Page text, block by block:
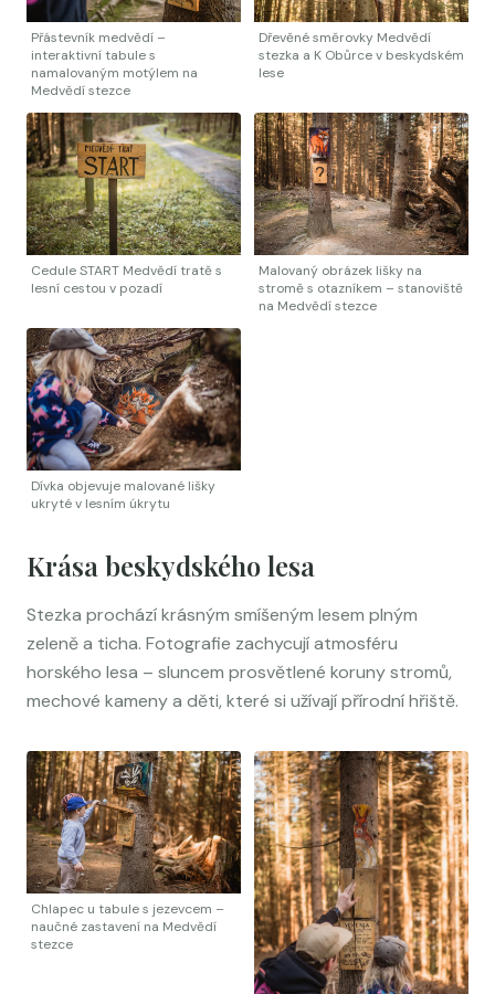
Přástevník medvědí –
interaktivní tabule s
namalovaným motýlem na
Medvědí stezce
Dřevěné směrovky Medvědí
stezka a K Obůrce v beskydském
lese
Cedule START Medvědí tratě s
lesní cestou v pozadí
Malovaný obrázek lišky na
stromě s otazníkem – stanoviště
na Medvědí stezce
Dívka objevuje malované lišky
ukryté v lesním úkrytu
Krása beskydského lesa
Stezka prochází krásným smíšeným lesem plným
zeleně a ticha. Fotografie zachycují atmosféru
horského lesa – sluncem prosvětlené koruny stromů,
mechové kameny a děti, které si užívají přírodní hřiště.
Chlapec u tabule s jezevcem –
naučné zastavení na Medvědí
stezce